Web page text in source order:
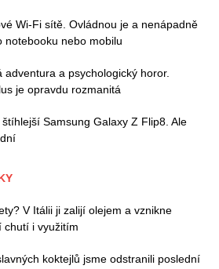
Wi-Fi sítě. Ovládnou je a nenápadně
notebooku nebo mobilu
adventura a psychologický horor.
je opravdu rozmanitá
Samsung Galaxy Z Flip8. Ale
V Itálii ji zalijí olejem a vznikne
chutí i využitím
koktejlů jsme odstranili poslední